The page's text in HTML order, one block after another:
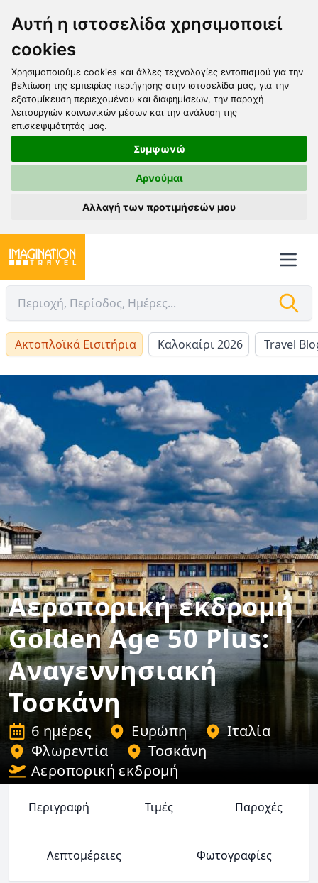
Αυτή η ιστοσελίδα χρησιμοποιεί
cookies
Χρησιμοποιούμε cookies και άλλες τεχνολογίες εντοπισμού για την
βελτίωση της εμπειρίας περιήγησης στην ιστοσελίδα μας, για την
εξατομίκευση περιεχομένου και διαφημίσεων, την παροχή
λειτουργιών κοινωνικών μέσων και την ανάλυση της
επισκεψιμότητάς μας.
Συμφωνώ
Αρνούμαι
Αλλαγή των προτιμήσεών μου
Ακτοπλοϊκά Εισιτήρια Καλοκαίρι 2026 Travel
Αεροπορική εκδρομή
Golden Age 50 Plus:
Αναγεννησιακή
Τοσκάνη
6 ημέρες Ευρώπη
Ιταλία
Φλωρεντία
Τοσκάνη
Αεροπορική εκδρομή
Περιγραφή Τιμές Παροχές
Λεπτομέρειες Φωτογραφίες